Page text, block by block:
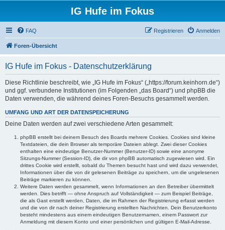
IG Hufe im Fokus
FAQ Anmelden
Registrieren
Foren-Übersicht
IG Hufe im Fokus - Datenschutzerklärung
Diese Richtlinie beschreibt, wie „IG Hufe im Fokus“ („https://forum.keinhorn.de“)
und ggf. verbundene Institutionen (im Folgenden „das Board“) und phpBB die
Daten verwenden, die während deines Foren-Besuchs gesammelt werden.
UMFANG UND ART DER DATENSPEICHERUNG
Deine Daten werden auf zwei verschiedene Arten gesammelt:
phpBB erstellt bei deinem Besuch des Boards mehrere Cookies. Cookies sind kleine
Textdateien, die dein Browser als temporäre Dateien ablegt. Zwei dieser Cookies
enthalten eine eindeutige Benutzer-Nummer (Benutzer-ID) sowie eine anonyme
Sitzungs-Nummer (Session-ID), die dir von phpBB automatisch zugewiesen wird. Ein
drittes Cookie wird erstellt, sobald du Themen besucht hast und wird dazu verwendet,
Informationen über die von dir gelesenen Beiträge zu speichern, um die ungelesenen
Beiträge markieren zu können.
Weitere Daten werden gesammelt, wenn Informationen an den Betreiber übermittelt
werden. Dies betrifft — ohne Anspruch auf Vollständigkeit — zum Beispiel Beiträge,
die als Gast erstellt werden, Daten, die im Rahmen der Registrierung erfasst werden
und die von dir nach deiner Registrierung erstellten Nachrichten. Dein Benutzerkonto
besteht mindestens aus einem eindeutigen Benutzernamen, einem Passwort zur
Anmeldung mit diesem Konto und einer persönlichen und gültigen E-Mail-Adresse.